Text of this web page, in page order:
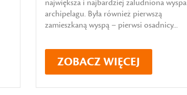
największa i najbardziej zaludniona wyspa
archipelagu. Była również pierwszą
zamieszkaną wyspą – pierwsi osadnicy...
ZOBACZ WIĘCEJ